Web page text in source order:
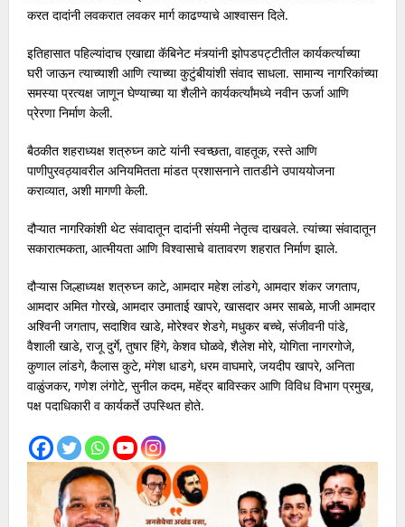
करत दादांनी लवकरात लवकर मार्ग काढण्याचे आश्वासन दिले.
इतिहासात पहिल्यांदाच एखाद्या कॅबिनेट मंत्र्यांनी झोपडपट्टीतील कार्यकर्त्याच्या
घरी जाऊन त्याच्याशी आणि त्याच्या कुटुंबीयांशी संवाद साधला. सामान्य नागरिकांच्या
समस्या प्रत्यक्ष जाणून घेण्याच्या या शैलीने कार्यकर्त्यांमध्ये नवीन ऊर्जा आणि
प्रेरणा निर्माण केली.
बैठकीत शहराध्यक्ष शत्रुघ्न काटे यांनी स्वच्छता, वाहतूक, रस्ते आणि
पाणीपुरवठ्यावरील अनियमितता मांडत प्रशासनाने तातडीने उपाययोजना
कराव्यात, अशी मागणी केली.
दौऱ्यात नागरिकांशी थेट संवादातून दादांनी संयमी नेतृत्व दाखवले. त्यांच्या संवादातून
सकारात्मकता, आत्मीयता आणि विश्वासाचे वातावरण शहरात निर्माण झाले.
दौऱ्यास जिल्हाध्यक्ष शत्रुघ्न काटे, आमदार महेश लांडगे, आमदार शंकर जगताप,
आमदार अमित गोरखे, आमदार उमाताई खापरे, खासदार अमर साबळे, माजी आमदार
अश्विनी जगताप, सदाशिव खाडे, मोरेश्वर शेडगे, मधुकर बच्चे, संजीवनी पांडे,
वैशाली खाडे, राजू दुर्गे, तुषार हिंगे, केशव घोळवे, शैलेश मोरे, योगिता नागरगोजे,
कुणाल लांडगे, कैलास कुटे, मंगेश धाडगे, धरम वाघमारे, जयदीप खापरे, अनिता
वाळुंजकर, गणेश लंगोटे, सुनील कदम, महेंद्र बाविस्कर आणि विविध विभाग प्रमुख,
पक्ष पदाधिकारी व कार्यकर्ते उपस्थित होते.